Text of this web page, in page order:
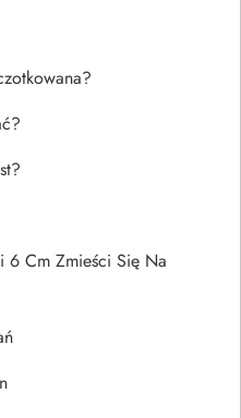
6 Cm Zmieści Się Na